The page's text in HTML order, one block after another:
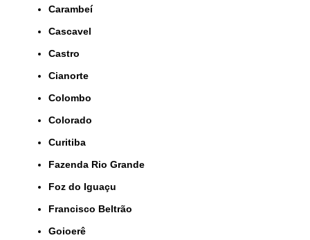
Carambeí
Cascavel
Castro
Cianorte
Colombo
Colorado
Curitiba
Fazenda Rio Grande
Foz do Iguaçu
Francisco Beltrão
Goioerê